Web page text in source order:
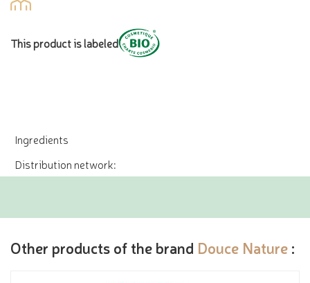
This product is labeled
Ingredients
Distribution network:
Other products of the brand Douce Nature :